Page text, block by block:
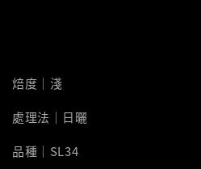
焙度｜淺
處理法｜日曬
品種｜SL34